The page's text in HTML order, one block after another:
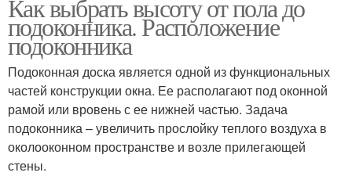
Как выбрать высоту от пола до
подоконника. Расположение
подоконника
Подоконная доска является одной из функциональных
частей конструкции окна. Ее располагают под оконной
рамой или вровень с ее нижней частью. Задача
подоконника – увеличить прослойку теплого воздуха в
околооконном пространстве и возле прилегающей
стены.